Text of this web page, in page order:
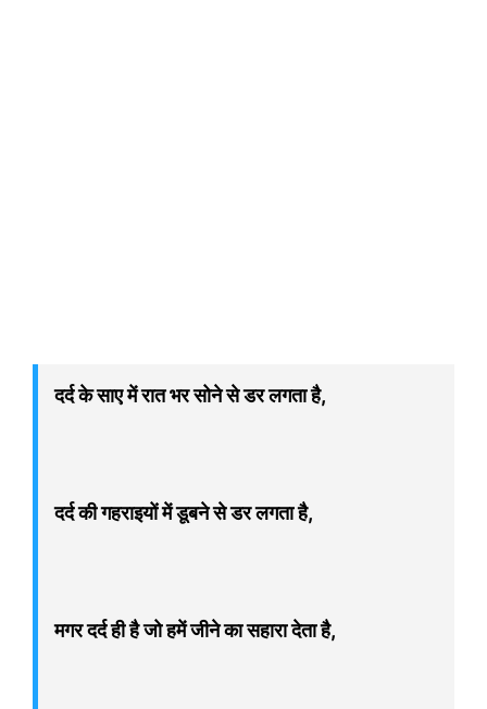
दर्द के साए में रात भर सोने से डर लगता है,
दर्द की गहराइयों में डूबने से डर लगता है,
मगर दर्द ही है जो हमें जीने का सहारा देता है,